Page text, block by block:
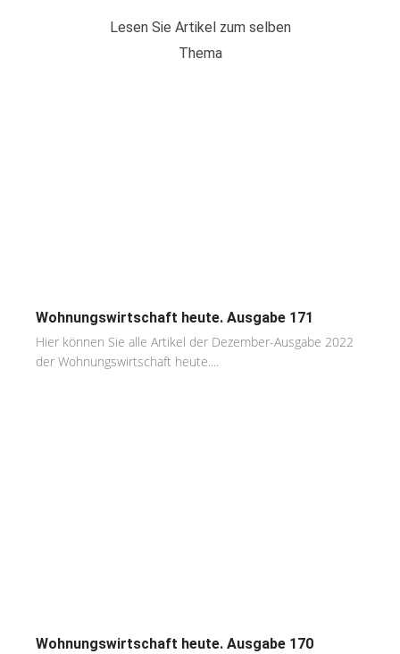
Lesen Sie Artikel zum selben
Thema
Wohnungswirtschaft heute. Ausgabe 171
Hier können Sie alle Artikel der Dezember-Ausgabe 2022
der Wohnungswirtschaft heute....
Wohnungswirtschaft heute. Ausgabe 170